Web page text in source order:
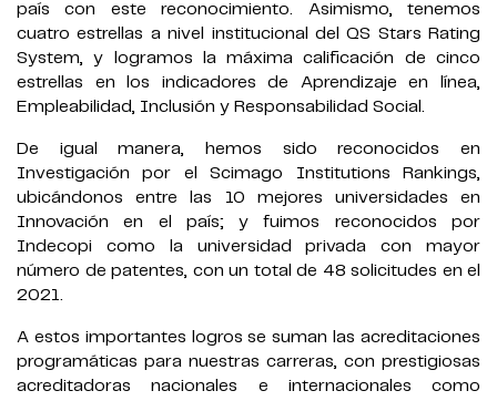
país con este reconocimiento. Asimismo, tenemos
cuatro estrellas a nivel institucional del QS Stars Rating
System, y logramos la máxima calificación de cinco
estrellas en los indicadores de Aprendizaje en línea,
Empleabilidad, Inclusión y Responsabilidad Social.
De igual manera, hemos sido reconocidos en
Investigación por el Scimago Institutions Rankings,
ubicándonos entre las 10 mejores universidades en
Innovación en el país; y fuimos reconocidos por
Indecopi como la universidad privada con mayor
número de patentes, con un total de 48 solicitudes en el
2021.
A estos importantes logros se suman las acreditaciones
programáticas para nuestras carreras, con prestigiosas
acreditadoras nacionales e internacionales como